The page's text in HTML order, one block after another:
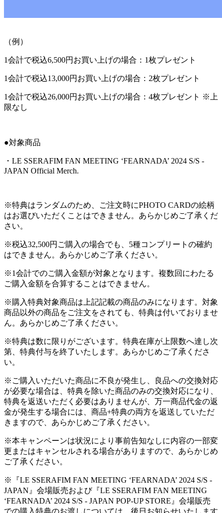
（例）
1会計で税込6,500円お買い上げの場合：1枚プレゼント
1会計で税込13,000円お買い上げの場合：2枚プレゼント
1会計で税込26,000円お買い上げの場合：4枚プレゼント ※上
限なし
●対象商品
・LE SSERAFIM FAN MEETING ‘FEARNADA’ 2024 S/S -
JAPAN Official Merch.
※特典はランダムのため、ご注文時にPHOTO CARDの絵柄
はお選びいただくことはできません。あらかじめご了承くだ
さい。
※税込32,500円ご購入の場合でも、5種コンプリートの確約
はできません。あらかじめご了承ください。
※1会計でのご購入金額が対象となります。複数回にわたる
ご購入金額を合算することはできません。
※購入特典対象商品は上記記載の商品のみになります。対象
商品以外の商品をご注文をされても、特典は付いておりませ
ん。あらかじめご了承ください。
※特典は数に限りがございます。特典在庫が上限数へ達し次
第、特典付与を終了いたします。あらかじめご了承くださ
い。
※ご購入いただいた商品に不良が発生し、良品への交換対応
が必要な場合は、特典を除いた商品のみの交換対応になり、
特典を返送いただく必要はありませんが、万一商品代金の返
金が発生する場合には、商品+特典の両方を返送していただ
きますので、あらかじめご了承ください。
※本キャンペーンは状況により事前告知なしに内容の一部変
更またはキャンセルされる場合がありますので、あらかじめ
ご了承ください。
※『LE SSERAFIM FAN MEETING ‘FEARNADA’ 2024 S/S -
JAPAN』会場販売および『LE SSERAFIM FAN MEETING
‘FEARNADA’ 2024 S/S - JAPAN POP-UP STORE』会場販売
での購入特典のお渡しについては、後日お知らせいたします